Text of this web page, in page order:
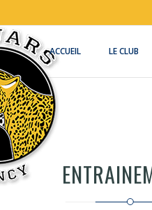
ACCUEIL LE CLUB